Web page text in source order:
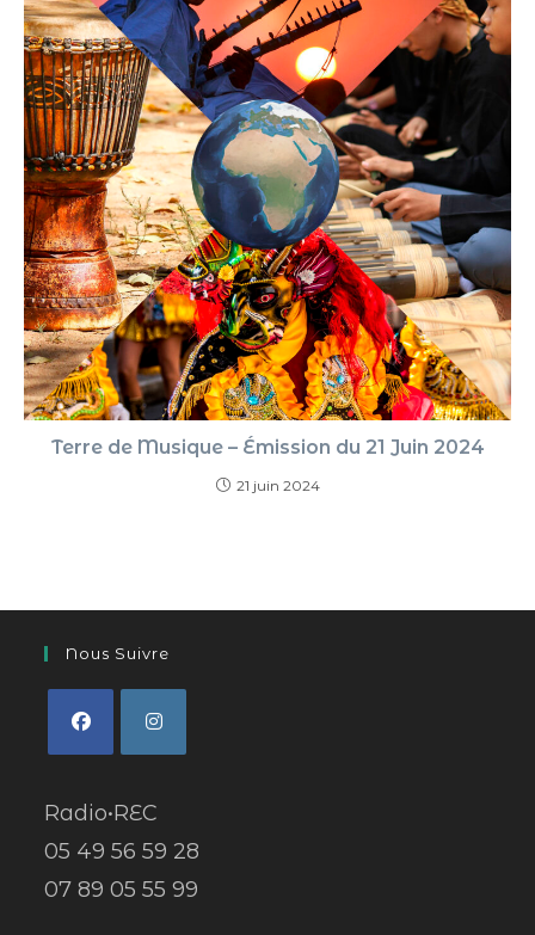
Terre de Musique – Émission du 21 Juin 2024
21 juin 2024
Nous Suivre
Radio•REC
05 49 56 59 28
07 89 05 55 99